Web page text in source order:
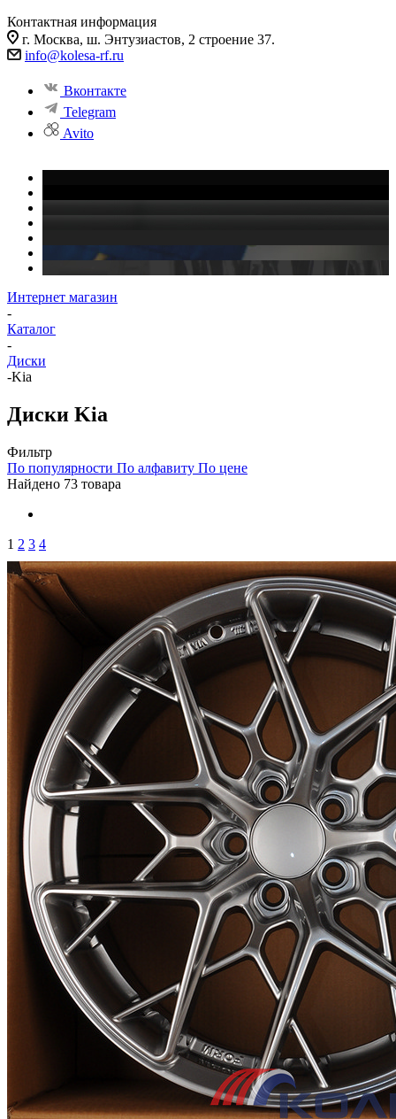
Контактная информация
г. Москва, ш. Энтузиастов, 2 строение 37.
info@kolesa-rf.ru
Вконтакте
Telegram
Avito
Интернет магазин
-
Каталог
-
Диски
-Kia
Диски Kia
Фильтр
По популярности По алфавиту По цене
Найдено 73 товара
1 2 3 4